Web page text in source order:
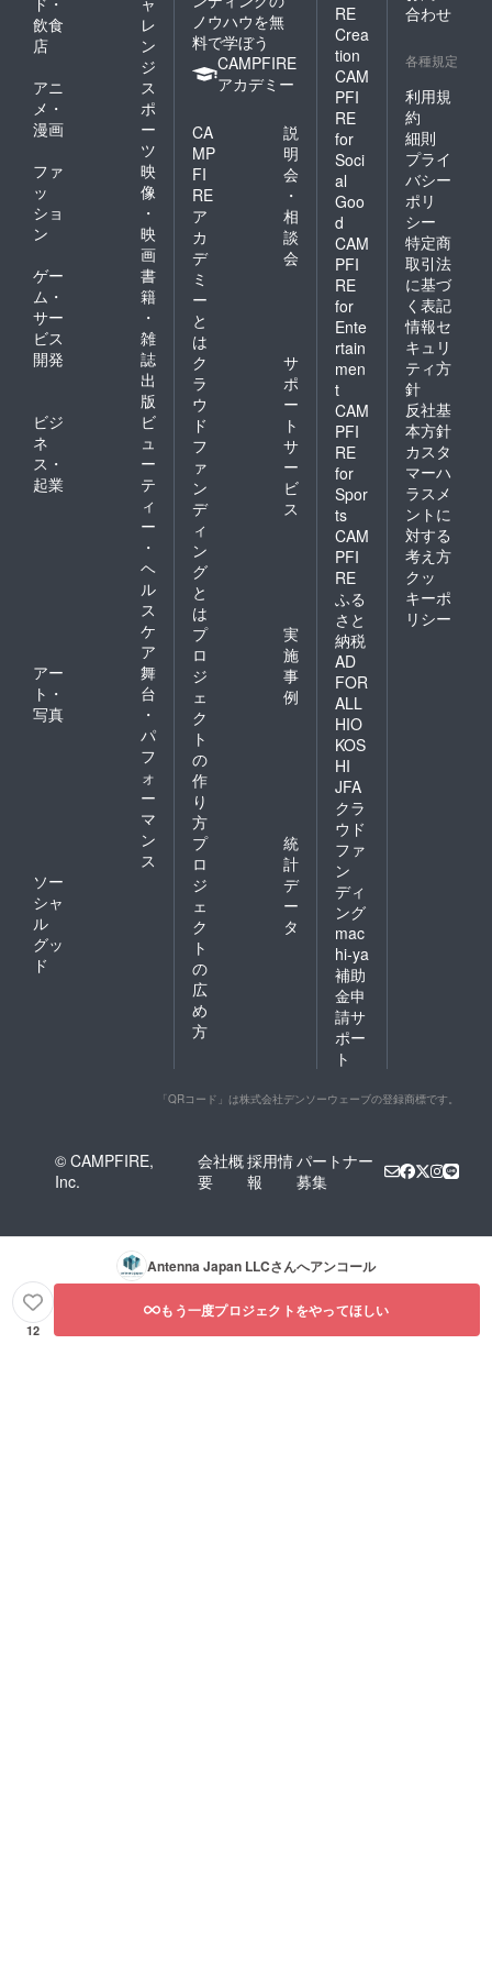
飲食
店
レ
ン
ジ
アニ
メ・
漫画
ス
ポ
ー
ツ
ファ
ッ
ショ
ン
映
像
・
映
画
ゲー
ム・
サー
ビス
開発
書
籍
・
雑
誌
出
版
ビジ
ネ
ス・
起業
ビ
ュ
ー
テ
ィ
ー
・
ヘ
ル
ス
ケ
ア
アー
ト・
写真
舞
台
・
パ
フ
ォ
ー
マ
ン
ス
ソー
シャ
ル
グッ
ド
ノウハウを無
料で学ぼう
CAMPFIRE
アカデミー
CA
MP
FI
RE
ア
カ
デ
ミ
ー
と
は
説
明
会
・
相
談
会
ク
ラ
ウ
ド
フ
ァ
ン
デ
ィ
ン
グ
と
は
サ
ポ
ー
ト
サ
ー
ビ
ス
プ
ロ
ジ
ェ
ク
ト
の
作
り
方
実
施
事
例
プ
ロ
ジ
ェ
ク
ト
の
広
め
方
統
計
デ
ー
タ
RE
Crea
tion
CAM
PFI
RE
for
Soci
al
Goo
d
CAM
PFI
RE
for
Ente
rtain
men
t
CAM
PFI
RE
for
Spor
ts
CAM
PFI
RE
ふる
さと
納税
AD
FOR
ALL
HIO
KOS
HI
JFA
クラ
ウド
ファ
ン
ディ
ング
mac
hi-ya
補助
金申
請サ
ポー
ト
合わせ
各種規定
利用規
約
細則
プライ
バシー
ポリ
シー
特定商
取引法
に基づ
く表記
情報セ
キュリ
ティ方
針
反社基
本方針
カスタ
マーハ
ラスメ
ントに
対する
考え方
クッ
キーポ
リシー
「QRコード」は株式会社デンソーウェーブの登録商標です。
© CAMPFIRE,
Inc.
会社概
要
採用情
報
パートナー
募集
Antenna Japan LLCさんへアンコール
12
もう一度プロジェクトをやってほしい